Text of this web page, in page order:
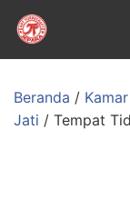
Beranda /
Jati / Tempat